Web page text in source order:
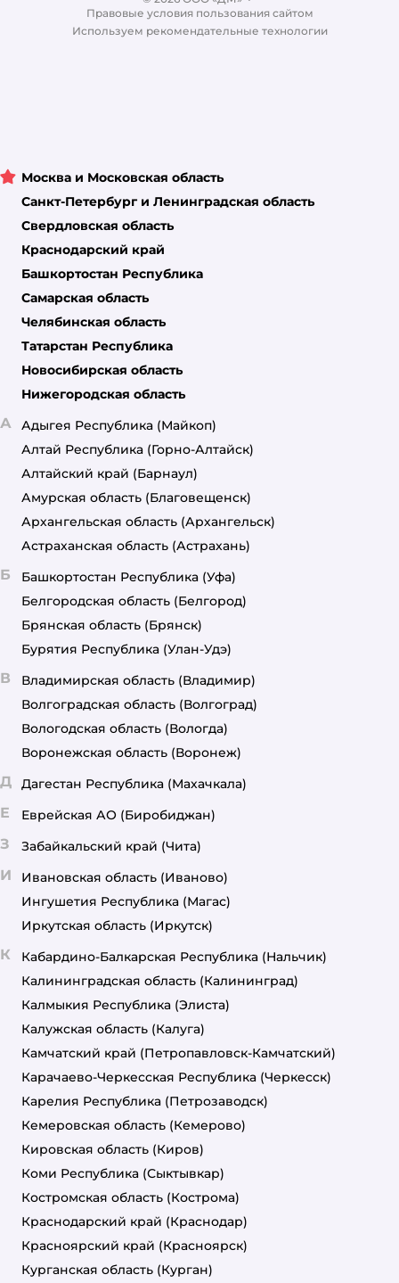
Правовые условия пользования сайтом
Используем рекомендательные технологии
Москва и Московская область
Санкт-Петербург и Ленинградская область
Свердловская область
Краснодарский край
Башкортостан Республика
Самарская область
Челябинская область
Татарстан Республика
Новосибирская область
Нижегородская область
А Адыгея Республика (Майкоп)
Алтай Республика (Горно-Алтайск)
Алтайский край (Барнаул)
Амурская область (Благовещенск)
Архангельская область (Архангельск)
Астраханская область (Астрахань)
Б Башкортостан Республика (Уфа)
Белгородская область (Белгород)
Брянская область (Брянск)
Бурятия Республика (Улан-Удэ)
В Владимирская область (Владимир)
Волгоградская область (Волгоград)
Вологодская область (Вологда)
Воронежская область (Воронеж)
Д Дагестан Республика (Махачкала)
Е Еврейская АО (Биробиджан)
З Забайкальский край (Чита)
И Ивановская область (Иваново)
Ингушетия Республика (Магас)
Иркутская область (Иркутск)
К Кабардино-Балкарская Республика (Нальчик)
Калининградская область (Калининград)
Калмыкия Республика (Элиста)
Калужская область (Калуга)
Камчатский край (Петропавловск-Камчатский)
Карачаево-Черкесская Республика (Черкесск)
Карелия Республика (Петрозаводск)
Кемеровская область (Кемерово)
Кировская область (Киров)
Коми Республика (Сыктывкар)
Костромская область (Кострома)
Краснодарский край (Краснодар)
Красноярский край (Красноярск)
Курганская область (Курган)